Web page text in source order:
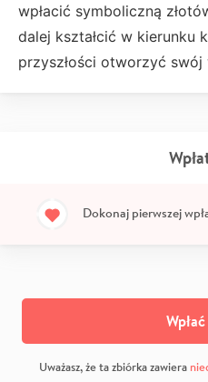
wpłacić symboliczną
dalej kształcić w kierunku
przyszłości otworzyć swój
Dokonaj pierwszej
Uważasz, że ta zbiórka zawiera